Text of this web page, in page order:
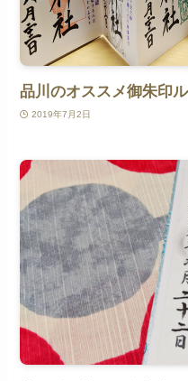
品川のオススメ御朱印
2019年7月2日